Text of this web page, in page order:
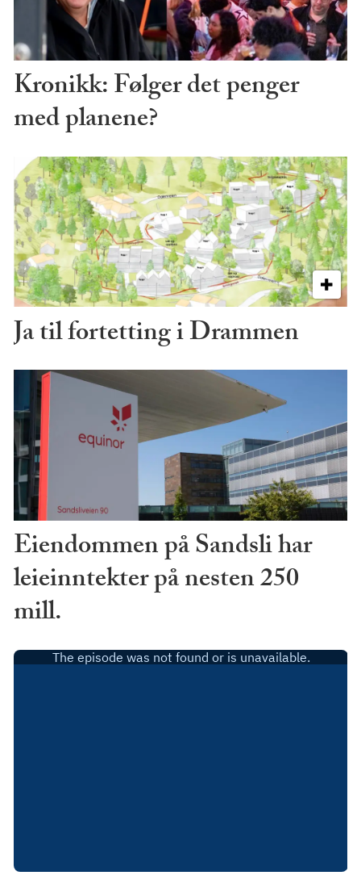
Kronikk: Følger det penger
med planene?
Ja til fortetting i Drammen
Eiendommen på Sandsli har
leieinntekter på nesten 250
mill.